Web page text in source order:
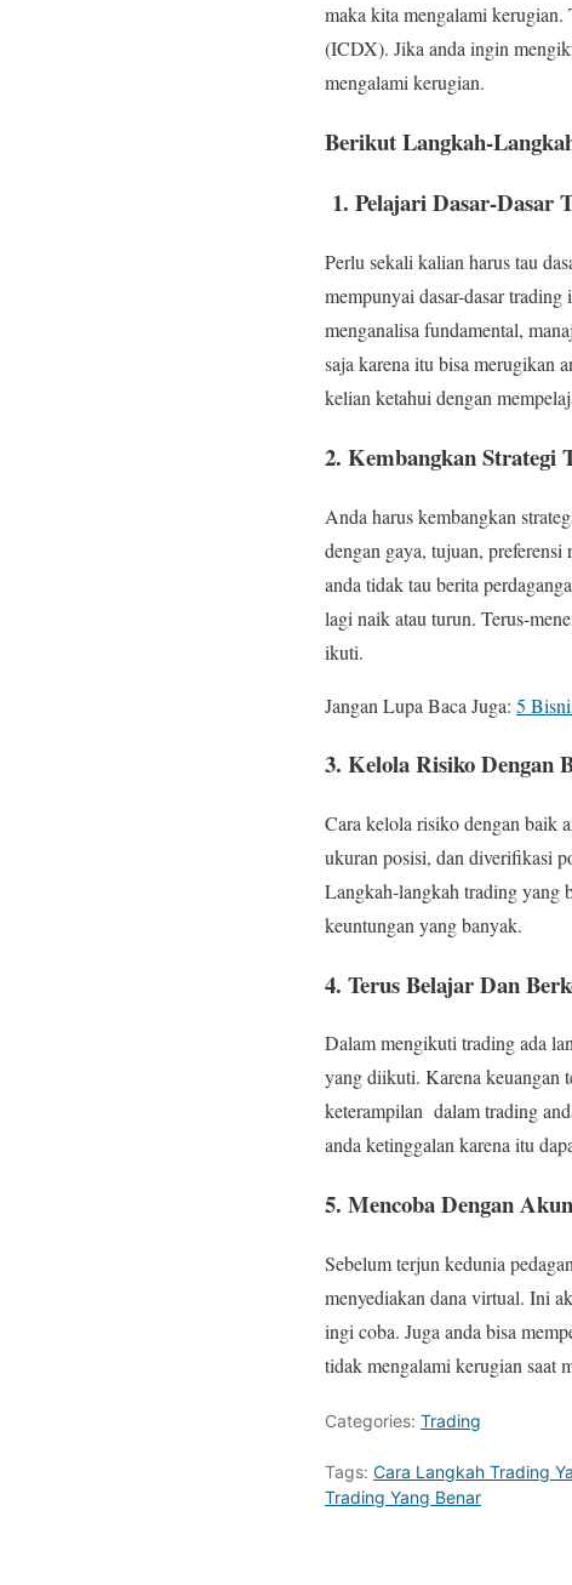
maka kita mengalami kerugian.
(ICDX). Jika anda ingin
mengalami kerugian.
Berikut Langkah-
1. Pelajari Dasar-Dasar
Perlu sekali kalian harus tau
mempunyai dasar-dasar
menganalisa fundamental,
saja karena itu bisa merugikan
kelian ketahui dengan
2. Kembangkan Strategi
Anda harus kembangkan
dengan gaya, tujuan,
anda tidak tau berita
lagi naik atau turun. Terus-
ikuti.
Jangan Lupa Baca Juga: 5
3. Kelola Risiko Dengan
Cara kelola risiko dengan baik
ukuran posisi, dan diverifikasi
Langkah-langkah trading yang
keuntungan yang banyak.
4. Terus Belajar Dan
Dalam mengikuti trading ada
yang diikuti. Karena keuangan
keterampilan dalam trading
anda ketinggalan karena itu
5. Mencoba Dengan
Sebelum terjun kedunia
menyediakan dana virtual. Ini
ingi coba. Juga anda bisa
tidak mengalami kerugian saat
Categories: Trading
Tags: Cara Langkah Trading
Trading Yang Benar